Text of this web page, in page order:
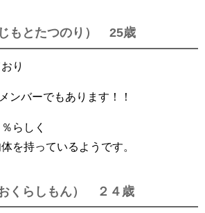
もとたつのり） 25歳
り
ンバーでもあります！！
らしく
を持っているようです。
くらしもん） ２４歳